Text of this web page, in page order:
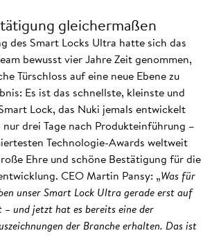
gleichermaßen
des Smart Locks Ultra hatte sich das
bewusst vier Jahre Zeit genommen,
Türschloss auf eine neue Ebene zu
Es ist das schnellste, kleinste und
Lock, das Nuki jemals entwickelt
nur drei Tage nach Produkteinführung –
Technologie-Awards weltweit
Ehre und schöne Bestätigung für die
CEO Martin Pansy: „Was für
unser Smart Lock Ultra gerade erst auf
und jetzt hat es bereits eine der
der Branche erhalten. Das ist